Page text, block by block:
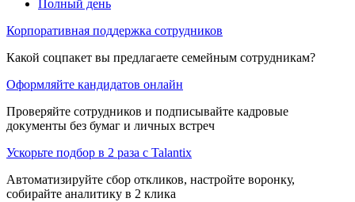
Полный день
Корпоративная поддержка сотрудников
Какой соцпакет вы предлагаете семейным сотрудникам?
Оформляйте кандидатов онлайн
Проверяйте сотрудников и подписывайте кадровые
документы без бумаг и личных встреч
Ускорьте подбор в 2 раза с Talantix
Автоматизируйте сбор откликов, настройте воронку,
собирайте аналитику в 2 клика